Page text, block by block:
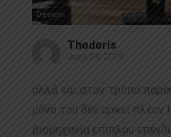
Design
Thodoris
June 24, 2026
αλλά και στον τρόπο
μόνο του δεν αρκεί πλέον
βιομηχανία επίπλου